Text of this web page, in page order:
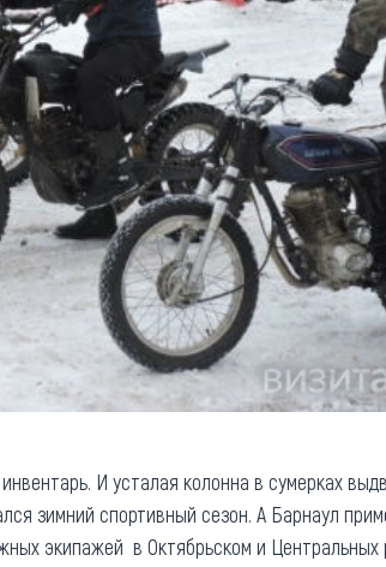
И усталая колонна в сумерках
зимний спортивный сезон. А Барнаул
экипажей в Октябрьском и Центральных